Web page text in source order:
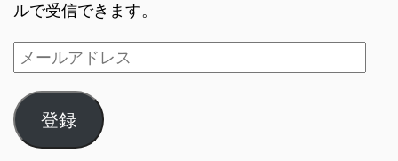
ルで受信できます。
登録